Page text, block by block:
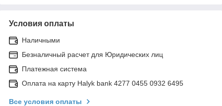
Условия оплаты
Наличными
Безналичный расчет для Юридических лиц
Платежная система
Оплата на карту Halyk bank 4277 0455 0932 6495
Все условия оплаты